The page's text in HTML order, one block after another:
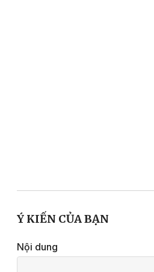
Ý KIẾN CỦA BẠN
Nội dung